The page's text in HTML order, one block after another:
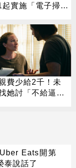
實施「電子掃
費少給2千！未
她討「不給逼分
：吃相難看
Eats開第
泰說話了